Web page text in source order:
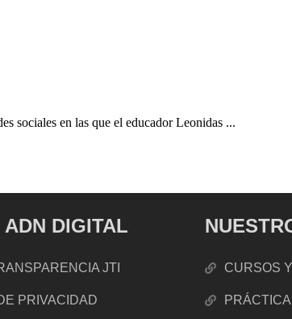
sociales en las que el educador Leonidas ...
ADN DIGITAL
JTI
PRIVACIDAD
CURSOS